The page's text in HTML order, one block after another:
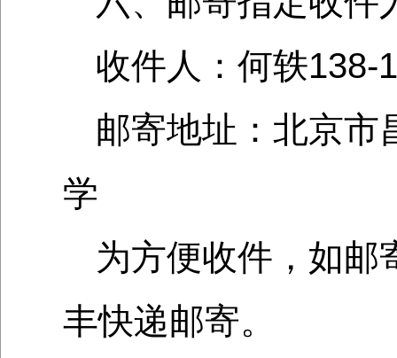
收件人：何轶138-
邮寄地址：北京市
学
为方便收件，如邮
丰快递邮寄。